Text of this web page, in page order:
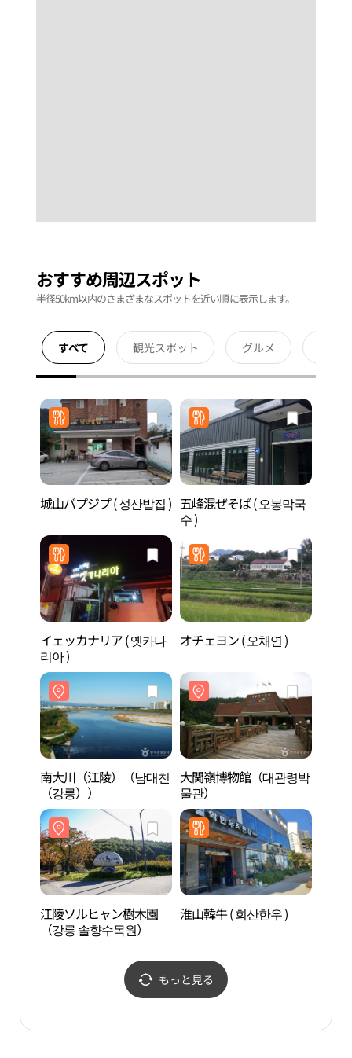
おすすめ周辺スポット
半径50km以内のさまざまなスポットを近い順に表示します。
すべて 観光スポット グルメ
城山バプジプ ( 성산밥집 ) 五峰混ぜそば ( 오봉막국
수 )
イェッカナリア ( 옛카나
리아 )
オチェヨン ( 오채연 )
南大川（江陵）（남대천
（강릉））
大関嶺博物館（대관령박
물관）
江陵ソルヒャン樹木園
（강릉 솔향수목원）
淮山韓牛 ( 회산한우 )
もっと見る